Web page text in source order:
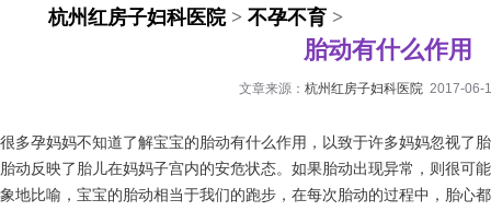
杭州红房子妇科医院> 不孕不育 >
胎动有什么作用
文章来源： 杭州红房子妇科医院 2017-06-
很多孕妈妈不知道了解宝宝的胎动有什么作用，以致于许多妈妈忽视了
胎动反映了胎儿在妈妈子宫内的安危状态。如果胎动出现异常，则很可
象地比喻，宝宝的胎动相当于我们的跑步，在每次胎动的过程中，胎心